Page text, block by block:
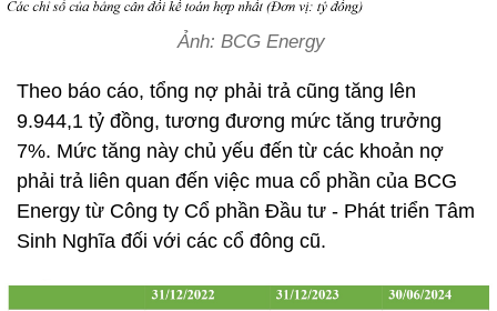
Ảnh: BCG Energy
Theo báo cáo, tổng nợ phải trả cũng tăng lên
9.944,1 tỷ đồng, tương đương mức tăng trưởng
7%. Mức tăng này chủ yếu đến từ các khoản nợ
phải trả liên quan đến việc mua cổ phần của BCG
Energy từ Công ty Cổ phần Đầu tư - Phát triển Tâm
Sinh Nghĩa đối với các cổ đông cũ.